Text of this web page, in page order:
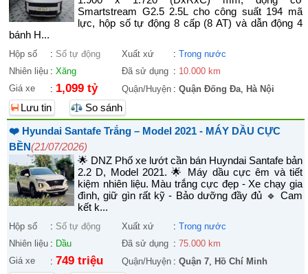
Smartstream G2.5 2.5L cho công suất 194 mã
lực, hộp số tự động 8 cấp (8 AT) và dẫn động 4
bánh H...
Hộp số : Số tự động Xuất xứ : Trong nước
Nhiên liệu : Xăng Đã sử dụng : 10.000 km
Giá xe
: 1,099 tỷ Quận/Huyện : Quận Đống Đa, Hà Nội
Lưu tin
So sánh
❤️ Hyundai Santafe Trắng – Model 2021 - MÁY DẦU CỰC
BỀN(21/07/2026)
🌟 DNZ Phố xe lướt cần bán Huyndai Santafe bản
2.2 D, Model 2021. 🌟 Máy dầu cực êm và tiết
kiệm nhiên liệu. Màu trắng cực đẹp - Xe chạy gia
đình, giữ gìn rất kỹ - Bảo dưỡng đầy đủ 🔹 Cam
kết k...
Hộp số : Số tự động Xuất xứ : Trong nước
Nhiên liệu : Dầu Đã sử dụng : 75.000 km
Giá xe
: 749 triệu Quận/Huyện : Quận 7, Hồ Chí Minh